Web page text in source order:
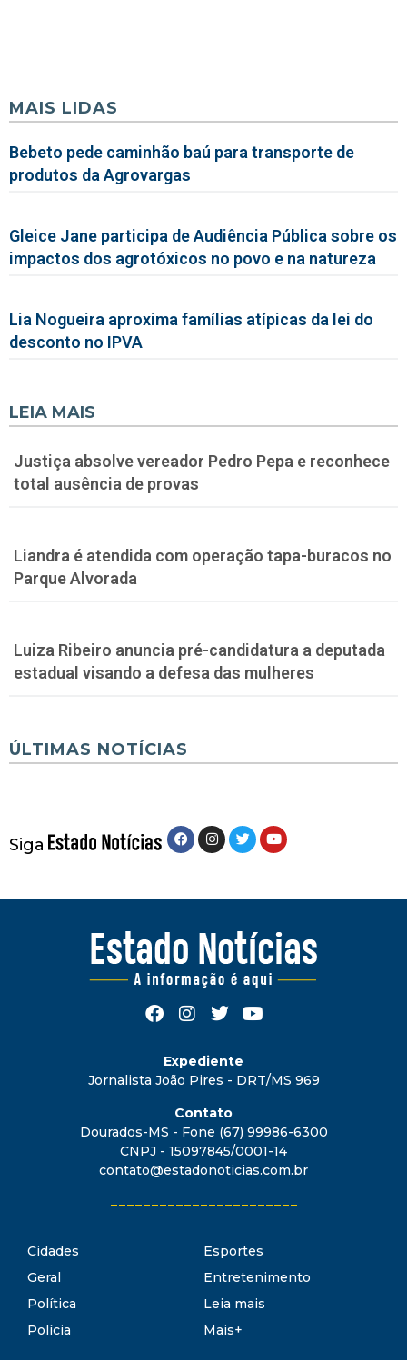
MAIS LIDAS
Bebeto pede caminhão baú para transporte de
produtos da Agrovargas
Gleice Jane participa de Audiência Pública sobre os
impactos dos agrotóxicos no povo e na natureza
Lia Nogueira aproxima famílias atípicas da lei do
desconto no IPVA
LEIA MAIS
Justiça absolve vereador Pedro Pepa e reconhece
total ausência de provas
Liandra é atendida com operação tapa-buracos no
Parque Alvorada
Luiza Ribeiro anuncia pré-candidatura a deputada
estadual visando a defesa das mulheres
ÚLTIMAS NOTÍCIAS
Siga
Expediente
Jornalista João Pires - DRT/MS 969
Contato
Dourados-MS - Fone (67) 99986-6300
CNPJ - 15097845/0001-14
contato@estadonoticias.com.br
Cidades
Geral
Política
Polícia
Esportes
Entretenimento
Leia mais
Mais+